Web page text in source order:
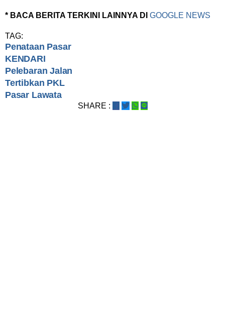
* BACA BERITA TERKINI LAINNYA DI GOOGLE NEWS
TAG:
Penataan Pasar
KENDARI
Pelebaran Jalan
Tertibkan PKL
Pasar Lawata
SHARE :